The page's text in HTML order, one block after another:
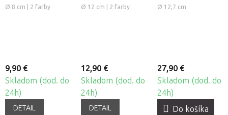
Dupla
Ø 8 cm | 2 farby
9,90 €
Skladom (dod. do
24h)
DETAIL
Dupla XL
Ø 12 cm | 2 farby
12,90 €
Skladom (dod. do
24h)
DETAIL
TriggerPoint
Ø 12,7 cm
27,90 €
Skladom (dod. do
24h)
Do košíka